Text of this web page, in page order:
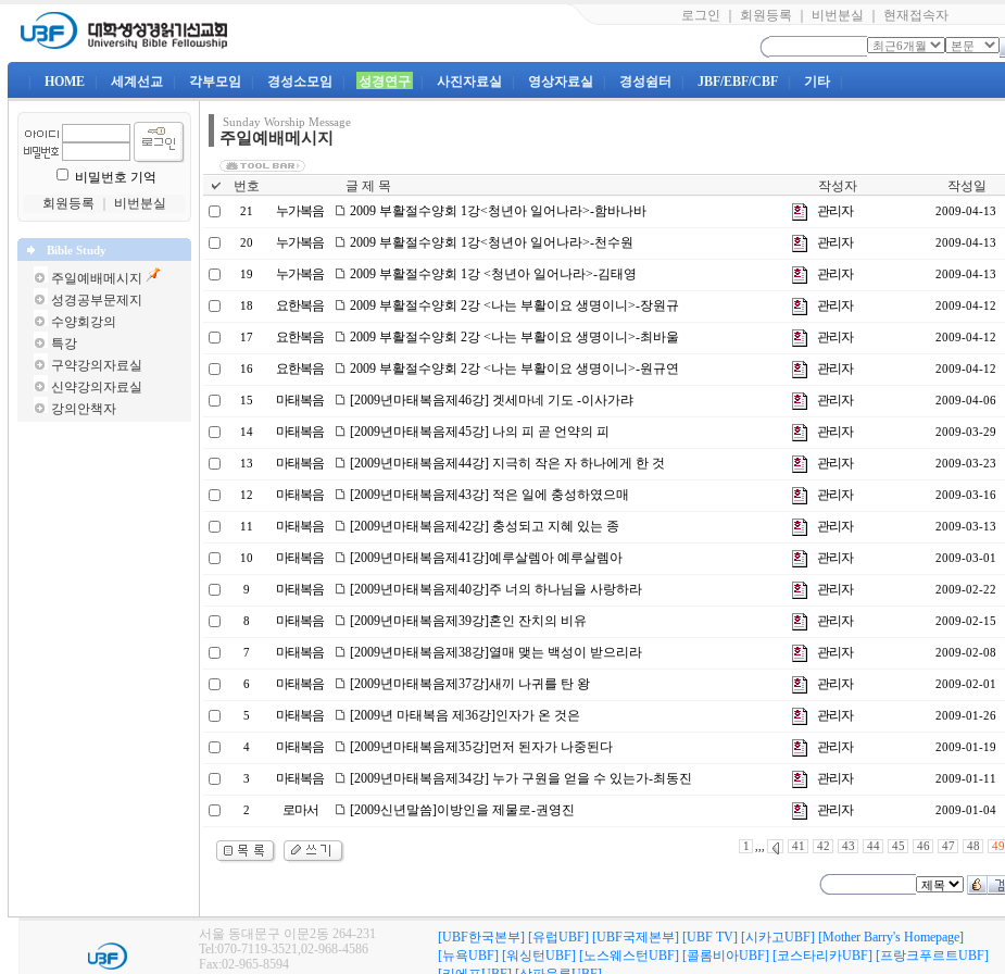
로그인 회원등록 비번분실 현재접속자
HOME 세계선교 각부모임 경성소모임 성경연구 사진자료실 영상자료실 경성쉼터 JBF/EBF/CBF 기타
비밀번호 기억
회원등록
비번분실
Bible Study
주일예배메시지
성경공부문제지
수양회강의
특강
구약강의자료실
신약강의자료실
강의안책자
Sunday Worship Message
주일예배메시지
번호 글 제 목 작성자 작성일
21 누가복음 2009 부활절수양회 1강<청년아 일어나라>-함바나바 관리자 2009-04-13
20 누가복음 2009 부활절수양회 1강<청년아 일어나라>-천수원 관리자 2009-04-13
19 누가복음 2009 부활절수양회 1강 <청년아 일어나라>-김태영 관리자 2009-04-13
18 요한복음 2009 부활절수양회 2강 <나는 부활이요 생명이니>-장원규 관리자 2009-04-12
17 요한복음 2009 부활절수양회 2강 <나는 부활이요 생명이니>-최바울 관리자 2009-04-12
16 요한복음 2009 부활절수양회 2강 <나는 부활이요 생명이니>-원규연 관리자 2009-04-12
15 마태복음 [2009년마태복음제46강] 겟세마네 기도 -이사가랴 관리자 2009-04-06
14 마태복음 [2009년마태복음제45강] 나의 피 곧 언약의 피 관리자 2009-03-29
13 마태복음 [2009년마태복음제44강] 지극히 작은 자 하나에게 한 것 관리자 2009-03-23
12 마태복음 [2009년마태복음제43강] 적은 일에 충성하였으매 관리자 2009-03-16
11 마태복음 [2009년마태복음제42강] 충성되고 지혜 있는 종 관리자 2009-03-13
10 마태복음 [2009년마태복음제41강]예루살렘아 예루살렘아 관리자 2009-03-01
9 마태복음 [2009년마태복음제40강]주 너의 하나님을 사랑하라 관리자 2009-02-22
8 마태복음 [2009년마태복음제39강]혼인 잔치의 비유 관리자 2009-02-15
7 마태복음 [2009년마태복음제38강]열매 맺는 백성이 받으리라 관리자 2009-02-08
6 마태복음 [2009년마태복음제37강]새끼 나귀를 탄 왕 관리자 2009-02-01
5 마태복음 [2009년 마태복음 제36강]인자가 온 것은 관리자 2009-01-26
4 마태복음 [2009년마태복음제35강]먼저 된자가 나중된다 관리자 2009-01-19
3 마태복음 [2009년마태복음제34강] 누가 구원을 얻을 수 있는가-최동진 관리자 2009-01-11
2 로마서 [2009신년말씀]이방인을 제물로-권영진 관리자 2009-01-04
1 ,,, 41 42 43 44 45 46 47 48 49
서울 동대문구 이문2동 264-231
Tel:070-7119-3521,02-968-4586
Fax:02-965-8594
[UBF한국본부] [유럽UBF] [UBF국제본부] [UBF TV] [시카고UBF] [Mother Barry's Homepage]
[뉴욕UBF] [워싱턴UBF] [노스웨스턴UBF] [콜롬비아UBF] [코스타리카UBF] [프랑크푸르트UBF]